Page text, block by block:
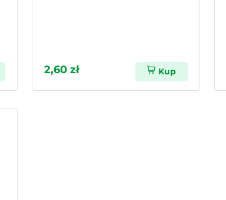
2,60 zł Kup